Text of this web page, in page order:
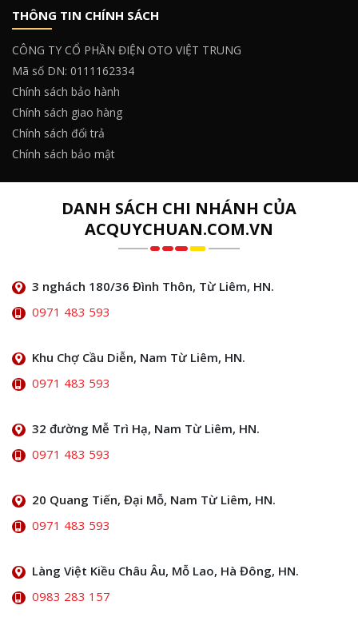
THÔNG TIN CHÍNH SÁCH
CÔNG TY CỔ PHẦN ĐIỆN OTO VIỆT TRUNG
Mã số DN: 0111162334
Chính sách bảo hành
Chính sách giao hàng
Chính sách đổi trả
Chính sách bảo mật
DANH SÁCH CHI NHÁNH CỦA
ACQUYCHUAN.COM.VN
3 nghách 180/36 Đình Thôn, Từ Liêm, HN.
0971 483 593
Khu Chợ Cầu Diễn, Nam Từ Liêm, HN.
0971 483 593
32 đường Mễ Trì Hạ, Nam Từ Liêm, HN.
0971 483 593
20 Quang Tiến, Đại Mỗ, Nam Từ Liêm, HN.
0971 483 593
Làng Việt Kiều Châu Âu, Mỗ Lao, Hà Đông, HN.
0983 283 157